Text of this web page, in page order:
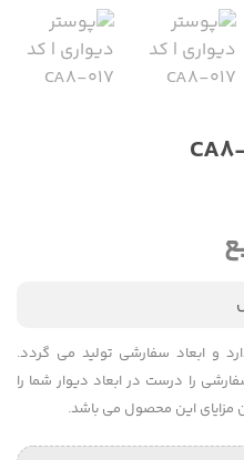
و ابعاد سفارشی تولید می گردد.
را درست در ابعاد دیوار شما را
مزایای این محصول می باشد.